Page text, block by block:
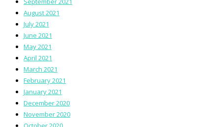
August 2021
July 2021
June 2021
May 2021
April 2021
March 2021
February 2021
January 2021
December 2020
November 2020